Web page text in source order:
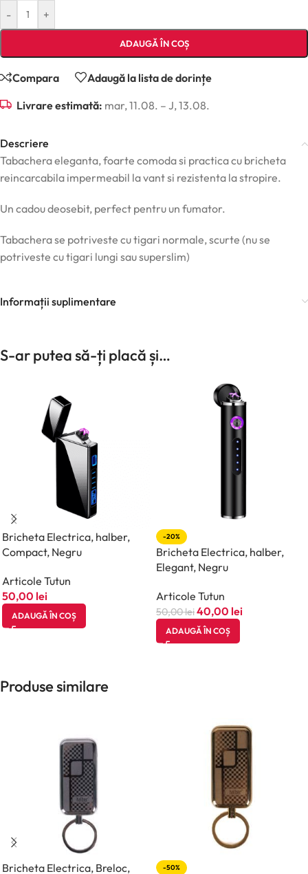
- +
ADAUGĂ ÎN COȘ
Compara Adaugă la lista de dorințe
Livrare estimată: mar, 11.08. – J, 13.08.
Descriere
Tabachera eleganta, foarte comoda si practica cu bricheta
reincarcabila impermeabil la vant si rezistenta la stropire.
Un cadou deosebit, perfect pentru un fumator.
Tabachera se potriveste cu tigari normale, scurte (nu se
potriveste cu tigari lungi sau superslim)
Informații suplimentare
S-ar putea să-ți placă și…
Bricheta Electrica, halber,
Compact, Negru
Articole Tutun
50,00 lei
ADAUGĂ ÎN COȘ
-20%
Bricheta Electrica, halber,
Elegant, Negru
Articole Tutun
50,00lei40,00 lei
ADAUGĂ ÎN COȘ
Produse similare
Bricheta Electrica, Breloc, -50%